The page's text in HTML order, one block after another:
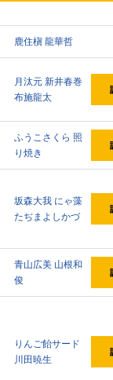
鹿住槇龍華哲
月汰元新井春巻
布施龍太
ふうこさくら 照
り焼き
坂森大我 にゃ藻
たぢまよしかづ
青山広美 山根和
俊
りんご飴サード
川田暁生